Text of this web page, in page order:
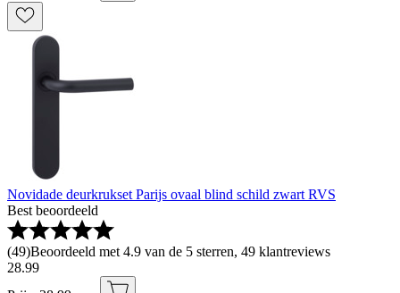
Novidade deurkrukset Parijs ovaal blind schild zwart RVS
Best beoordeeld
(49)Beoordeeld met 4.9 van de 5 sterren, 49 klantreviews
28.99